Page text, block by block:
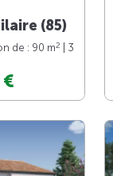
(85)
de : 90 m2
| 3